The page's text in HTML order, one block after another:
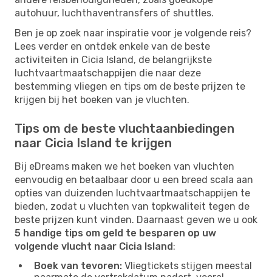
autohuur, luchthaventransfers of shuttles.
Ben je op zoek naar inspiratie voor je volgende reis?
Lees verder en ontdek enkele van de beste
activiteiten in Cicia Island, de belangrijkste
luchtvaartmaatschappijen die naar deze
bestemming vliegen en tips om de beste prijzen te
krijgen bij het boeken van je vluchten.
Tips om de beste vluchtaanbiedingen
naar Cicia Island te krijgen
Bij eDreams maken we het boeken van vluchten
eenvoudig en betaalbaar door u een breed scala aan
opties van duizenden luchtvaartmaatschappijen te
bieden, zodat u vluchten van topkwaliteit tegen de
beste prijzen kunt vinden. Daarnaast geven we u ook
5 handige tips om geld te besparen op uw
volgende vlucht naar Cicia Island:
Boek van tevoren: Vliegtickets stijgen meestal